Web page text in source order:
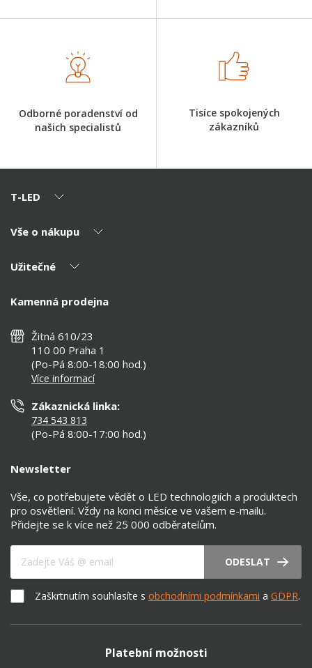
Odborné poradenství od
našich specialistů
Tisíce spokojených
zákazníků
T-LED
O nás
Kontakty
Tipy, rady a instalace
Vše o nákupu
Výhody T-LED
Montáž
Nejčastější dotazy
Než koupíte
Osvětlení dle místnosti
Užitečné
Reklamace a vrácení
Zásady ochrany soukromí
Nastavení cookies
Prohlášení o přístupnosti
Kamenná prodejna
Žitná 610/23
110 00 Praha 1
(Po-Pá 8:00-18:00 hod.)
Více informací
Zákaznická linka:
734 543 813
(Po-Pá 8:00-17:00 hod.)
Newsletter
Vše, co potřebujete vědět o LED technologiích a produktech
pro osvětlení. Vždy na konci měsíce ve vašem e-mailu.
Přidejte se k více než 25 000 odběratelům.
Váš e-mail
ODESLAT
Zaškrtnutím souhlasíte s obchodními podmínkami a GDPR.
Platební možnosti